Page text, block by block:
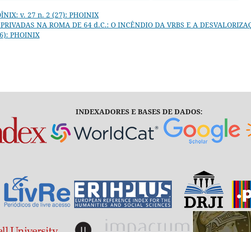
v. 27 n. 2 (27): PHOINIX
NA ROMA DE 64 d.C.: O INCÊNDIO DA VRBS E A
PHOINIX
INDEXADORES E BASES DE DADOS: